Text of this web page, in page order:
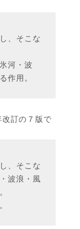
、そこな
河・波
作用。
訂の７版で
、そこな
波浪・風